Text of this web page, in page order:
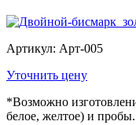
Артикул: Арт-005
Уточнить цену
*Возможно
белое, желтое) и пробы.